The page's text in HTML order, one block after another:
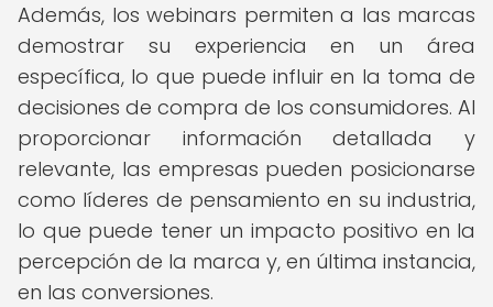
Además, los webinars permiten a las marcas
demostrar su experiencia en un área
específica, lo que puede influir en la toma de
decisiones de compra de los consumidores. Al
proporcionar información detallada y
relevante, las empresas pueden posicionarse
como líderes de pensamiento en su industria,
lo que puede tener un impacto positivo en la
percepción de la marca y, en última instancia,
en las conversiones.